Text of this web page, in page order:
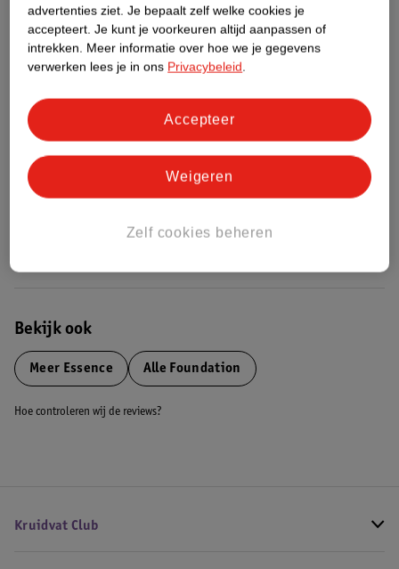
Productinformatie
Etiketinformatie
Nature Impact Score
Dit product heeft (nog) geen Nature
Impact Score.
Bekijk ook
Meer Essence Alle Foundation
Hoe controleren wij de reviews?
Kruidvat Club
advertenties ziet. Je bepaalt zelf welke cookies je
accepteert. Je kunt je voorkeuren altijd aanpassen of
intrekken. Meer informatie over hoe we je gegevens
verwerken lees je in ons Privacybeleid.
Zelf cookies beheren
Weigeren
Accepteer